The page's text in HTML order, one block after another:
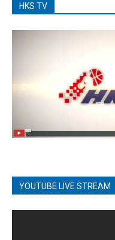
HKS TV
YOUTUBE LIVE STREAM